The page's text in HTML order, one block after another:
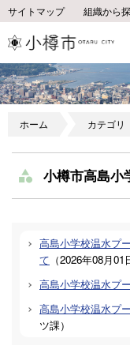
サイトマップ 組織から
ホーム カテゴリ
小樽市高島小
高島小学校温水プ
て （2026年08月01
高島小学校温水プ
高島小学校温水プ
ツ課）